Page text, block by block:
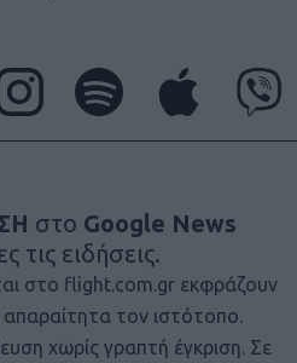
στο Google News
τις ειδήσεις.
στο flight.com.gr εκφράζουν
απαραίτητα τον ιστότοπο.
χωρίς γραπτή έγκριση. Σε